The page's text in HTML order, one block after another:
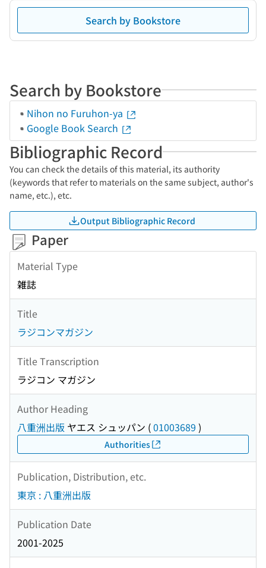
Search by Bookstore
Search by Bookstore
Nihon no Furuhon-ya
Google Book Search
Bibliographic Record
You can check the details of this material, its authority
(keywords that refer to materials on the same subject, author's
name, etc.), etc.
Output Bibliographic Record
Paper
Material Type
雑誌
Title
ラジコンマガジン
Title Transcription
ラジコン マガジン
Author Heading
八重洲出版 ヤエス シュッパン (01003689 )
Authorities
Publication, Distribution, etc.
東京 : 八重洲出版
Publication Date
2001-2025